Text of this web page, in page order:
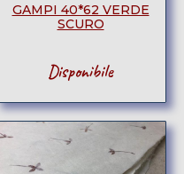
GAMPI 40*62 VERDE
SCURO
Disponibile